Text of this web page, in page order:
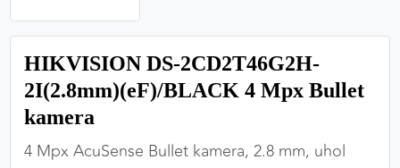
HIKVISION DS-2CD2T46G2H-
2I(2.8mm)(eF)/BLACK 4 Mpx Bullet
kamera
4 Mpx AcuSense Bullet kamera, 2.8 mm, uhol
webovej stránky a bez nich by nebolo možné
zabezpečiť jej plnú funkčnosť.
Nevyhnutné cookies
PREFERENČNÉ COOKIES